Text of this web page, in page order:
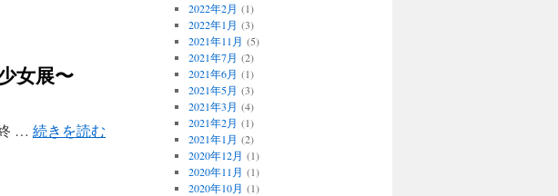
女展〜
… 続きを読む
2022年2月 (1)
2022年1月 (3)
2021年11月 (5)
2021年7月 (2)
2021年6月 (1)
2021年5月 (3)
2021年3月 (4)
2021年2月 (1)
2021年1月 (2)
2020年12月 (1)
2020年11月 (1)
2020年10月 (1)